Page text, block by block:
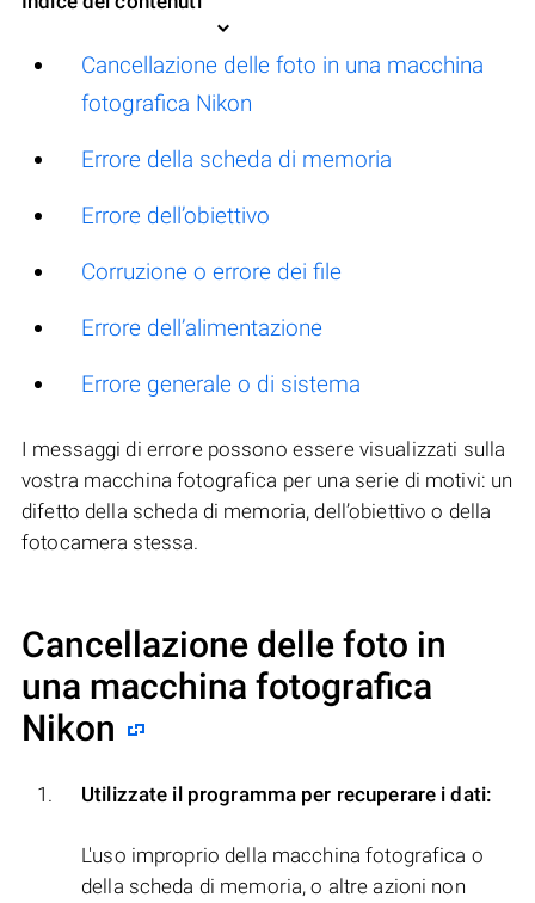
Cancellazione delle foto in una macchina
fotografica Nikon
Errore della scheda di memoria
Errore dell’obiettivo
Corruzione o errore dei file
Errore dell’alimentazione
Errore generale o di sistema
I messaggi di errore possono essere visualizzati sulla
vostra macchina fotografica per una serie di motivi: un
difetto della scheda di memoria, dell’obiettivo o della
fotocamera stessa.
Cancellazione delle foto in
una macchina fotografica
Nikon
Utilizzate il programma per recuperare i dati:
L'uso improprio della macchina fotografica o
della scheda di memoria, o altre azioni non